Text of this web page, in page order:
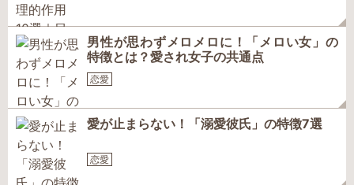
男性が思わずメロメロに！「メロい女」の
特徴とは？愛され女子の共通点
恋愛
愛が止まらない！「溺愛彼氏」の特徴7選
恋愛